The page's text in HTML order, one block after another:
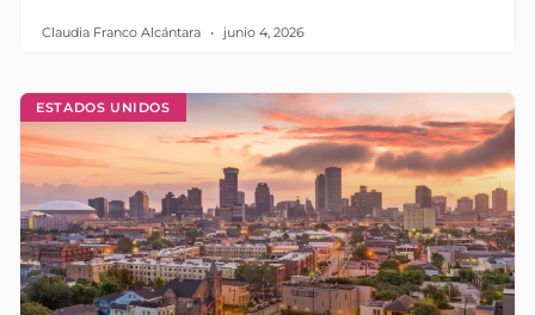
Claudia Franco Alcántara junio 4, 2026
ESTADOS UNIDOS